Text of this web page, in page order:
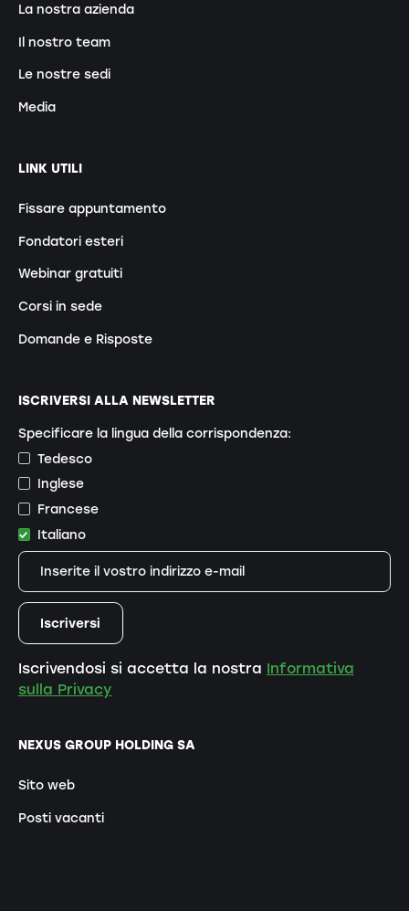
La nostra azienda
Il nostro team
Le nostre sedi
Media
LINK UTILI
Fissare appuntamento
Fondatori esteri
Webinar gratuiti
Corsi in sede
Domande e Risposte
NEXUS GROUP HOLDING SA
Sito web
Posti vacanti
ISCRIVERSI ALLA NEWSLETTER
Specificare la lingua della corrispondenza:
Tedesco
Inglese
Francese
Italiano
Iscrivendosi si accetta la nostra Informativa
sulla Privacy